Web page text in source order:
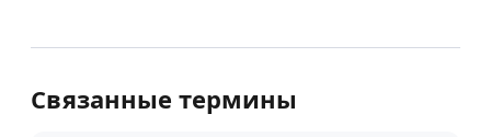
Связанные термины